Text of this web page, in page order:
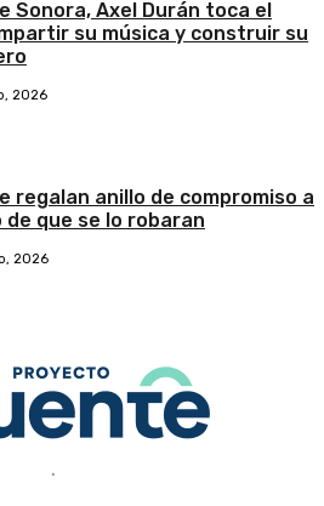
Sonora, Axel Durán toca el
su música y construir su
2026
regalan anillo de compromiso a
de que se lo robaran
2026
.